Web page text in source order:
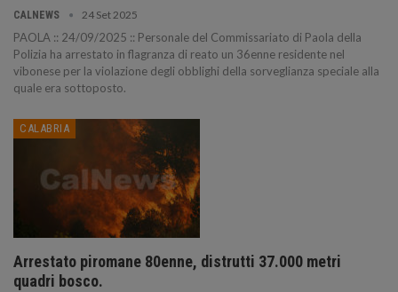
CALNEWS 24 Set 2025
PAOLA :: 24/09/2025 :: Personale del Commissariato di Paola della
Polizia ha arrestato in flagranza di reato un 36enne residente nel
vibonese per la violazione degli obblighi della sorveglianza speciale alla
quale era sottoposto.
CALABRIA
Arrestato piromane 80enne, distrutti 37.000 metri
quadri bosco.